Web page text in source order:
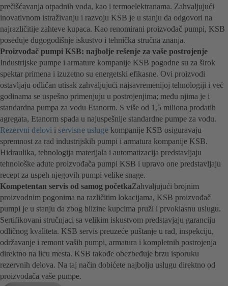
prečišćavanja otpadnih voda, kao i termoelektranama. Zahvaljujući
inovativnom istraživanju i razvoju KSB je u stanju da odgovori na
najrazličitije zahteve kupaca. Kao renomirani proizvođač pumpi, KSB
poseduje dugogodišnje iskustvo i tehnička stručna znanja.
Proizvođač pumpi KSB: najbolje rešenje za vaše postrojenje
Industrijske pumpe i armature kompanije KSB pogodne su za širok
spektar primena i izuzetno su energetski efikasne. Ovi proizvodi
ostavljaju odličan utisak zahvaljujući najsavremenijoj tehnologiji i već
godinama se uspešno primenjuju u postrojenjima; među njima je i
standardna pumpa za vodu Etanorm. S više od 1,5 miliona prodatih
agregata, Etanorm spada u najuspešnije standardne pumpe za vodu.
Rezervni delovi iservisne uslugekompanije KSB osiguravaju
spremnost za rad industrijskih pumpi i armatura kompanije KSB.
Hidraulika, tehnologija materijala i automatizacija predstavljaju
tehnološke adute proizvođača pumpi KSB i upravo one predstavljaju
recept za uspeh njegovih pumpi velike snage.
Kompetentan servis od samog početkaZahvaljujući brojnim
proizvodnim pogonima na različitim lokacijama, KSB proizvođač
pumpi je u stanju da zbog blizine kupcima pruži i prvoklasnu uslugu.
Sertifikovani stručnjaci sa velikim iskustvom predstavjaju garanciju
odličnog kvaliteta. KSB servis preuzeće puštanje u rad, inspekciju,
održavanje i remont vaših pumpi, armatura i kompletnih postrojenja
direktno na licu mesta. KSB takođe obezbeđuje brzu isporuku
rezervnih delova. Na taj način dobićete najbolju uslugu direktno od
proizvođača vaše pumpe.